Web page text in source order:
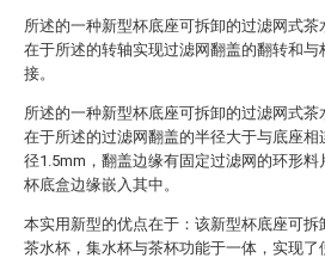
所述的一种新型杯底座可拆卸的过滤网式茶
在于所述的转轴实现过滤网翻盖的翻转和与
接。
所述的一种新型杯底座可拆卸的过滤网式茶
在于所述的过滤网翻盖的半径大于与底座相
径1.5mm，翻盖边缘有固定过滤网的环形料
杯底盒边缘嵌入其中。
本实用新型的优点在于：该新型杯底座可拆
茶水杯，集水杯与茶杯功能于一体，实现了